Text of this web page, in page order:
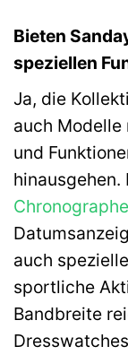
Bieten
speziellen
Ja, die
auch
und
auch
sportliche
Bandbreite